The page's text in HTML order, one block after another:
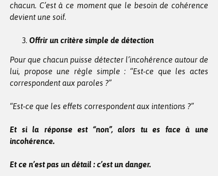
chacun. C’est à ce moment que le besoin de cohérence
devient une soif.
Offrir un critère simple de détection
Pour que chacun puisse détecter l’incohérence autour de
lui, propose une règle simple : “Est-ce que les actes
correspondent aux paroles ?”
“Est-ce que les effets correspondent aux intentions ?”
Et si la réponse est “non”, alors tu es face à une
incohérence.
Et ce n’est pas un détail : c’est un danger.